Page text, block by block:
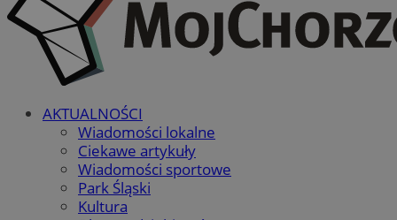
AKTUALNOŚCI
Wiadomości lokalne
Ciekawe artykuły
Wiadomości sportowe
Park Śląski
Kultura